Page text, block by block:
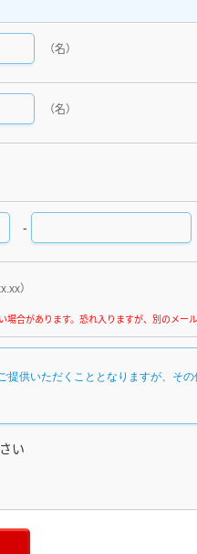
（名）
（名）
-
）
い